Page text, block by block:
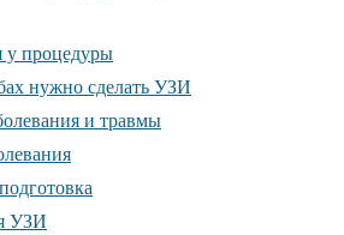
у процедуры
нужно сделать УЗИ
и травмы
УЗИ